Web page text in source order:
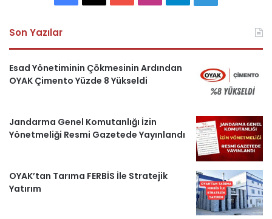
e
o
T
e
t
r
a
e
r
i
H
a
b
e
Son Yazılar
Esad Yönetiminin Çökmesinin Ardından
OYAK Çimento Yüzde 8 Yükseldi
Jandarma Genel Komutanlığı İzin
Yönetmeliği Resmi Gazetede Yayınlandı
OYAK’tan Tarıma FERBİS İle Stratejik
Yatırım